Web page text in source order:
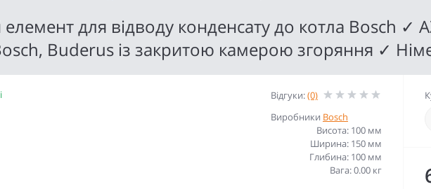
для відводу конденсату до котла Bosch ✓
Buderus із закритою камерою згоряння ✓
Відгуки:(0)
Виробники Bosch
Висота: 100 мм
Ширина: 150 мм
Глибина: 100 мм
Вага: 0.00 кг